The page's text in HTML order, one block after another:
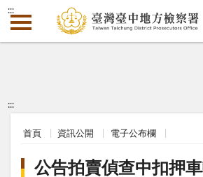
:::
:::
首頁 資訊公開 電子公布欄
公告拍賣偵查中扣押車